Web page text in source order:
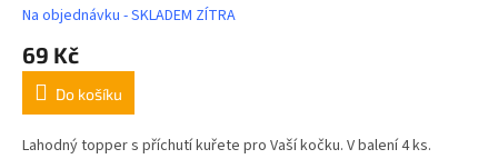
Na objednávku - SKLADEM ZÍTRA
69 Kč
Do košíku
Lahodný topper s příchutí kuřete pro Vaší kočku. V balení 4 ks.